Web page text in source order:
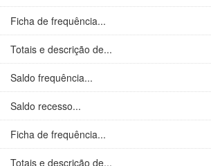
Ficha de frequência...
Totais e descrição de...
Saldo frequência...
Saldo recesso...
Ficha de frequência...
Totais e descrição de...